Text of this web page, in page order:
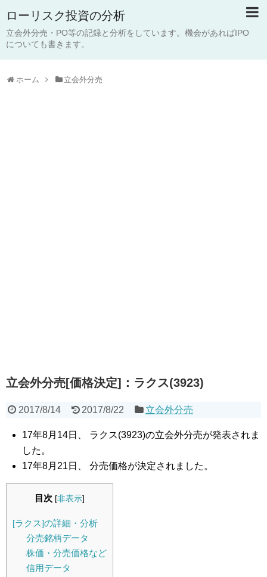
ローリスク投資の分析
立会外分売・PO等の記録と分析をしています。機会があればIPO
についても書きます。
ホーム 立会外分売
立会外分売[価格決定]：ラクス(3923)
2017/8/14 2017/8/22 立会外分売
17年8月14日、 ラクス(3923)の立会外分売が発表されま
した。
17年8月21日、 分売価格が決定されました。
目次 [非表示]
[ラクス]の詳細・分析
分売銘柄データ
株価・分売価格など
信用データ